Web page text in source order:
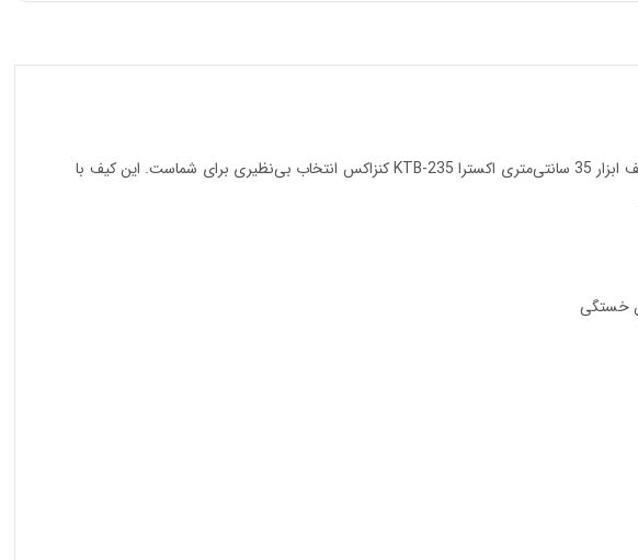
اگر به دنبال کیفی هستید که ترکیبی از دوام فوق‌العاده، طراحی هوشمندانه و ظرفیت بالا برای حمل انواع ابزارآلات شما باشد، کیف ابزار 35 سانتی‌متری اکسترا KTB-235 کنزاکس انتخاب بی‌نظیری برای شماست. این کیف با